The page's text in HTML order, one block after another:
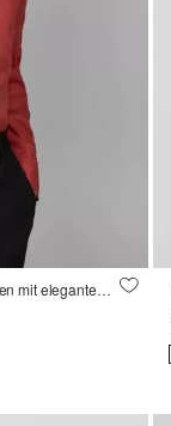
Tailored Fit: Langarmhemd aus Leinen mit elegantem Glanz